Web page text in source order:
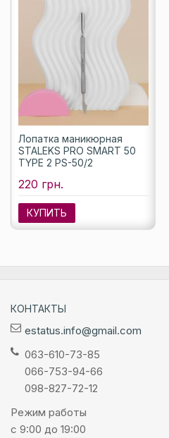
Лопатка маникюрная
STALEKS PRO SMART 50
TYPE 2 PS-50/2
220 грн.
КУПИТЬ
КОНТАКТЫ
estatus.info@gmail.com
063-610-73-85
066-753-94-66
098-827-72-12
Режим работы
с 9:00 до 19:00